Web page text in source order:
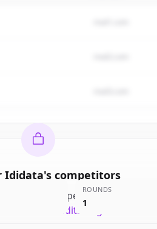
Ididata's competitors
view all competitorsof
trial credits to get started.
ROUNDS
1